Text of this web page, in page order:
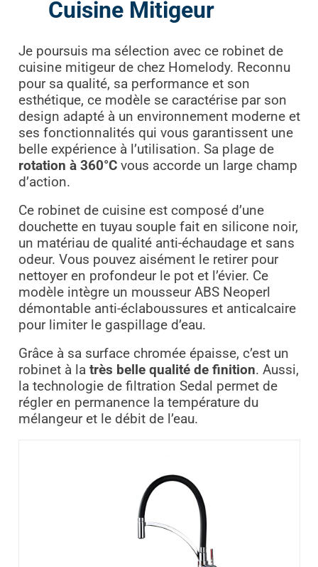
Cuisine Mitigeur
Je poursuis ma sélection avec ce robinet de
cuisine mitigeur de chez Homelody. Reconnu
pour sa qualité, sa performance et son
esthétique, ce modèle se caractérise par son
design adapté à un environnement moderne et
ses fonctionnalités qui vous garantissent une
belle expérience à l’utilisation. Sa plage de
rotation à 360°Cvous accorde un large champ
d’action.
Ce robinet de cuisine est composé d’une
douchette en tuyau souple fait en silicone noir,
un matériau de qualité anti-échaudage et sans
odeur. Vous pouvez aisément le retirer pour
nettoyer en profondeur le pot et l’évier. Ce
modèle intègre un mousseur ABS Neoperl
démontable anti-éclaboussures et anticalcaire
pour limiter le gaspillage d’eau.
Grâce à sa surface chromée épaisse, c’est un
robinet à la très belle qualité de finition. Aussi,
la technologie de filtration Sedal permet de
régler en permanence la température du
mélangeur et le débit de l’eau.